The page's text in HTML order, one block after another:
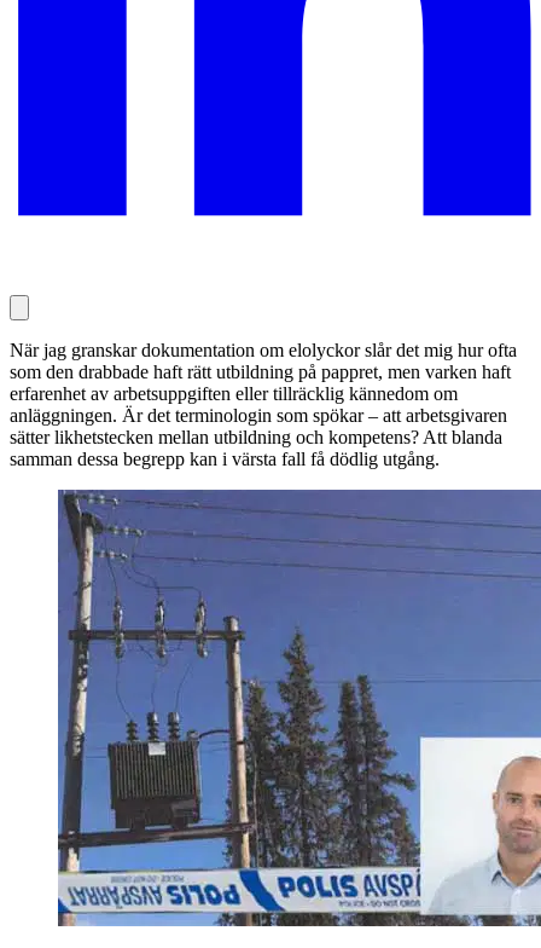
När jag granskar dokumentation om elolyckor slår det mig hur ofta
som den drabbade haft rätt utbildning på pappret, men varken haft
erfarenhet av arbetsuppgiften eller tillräcklig kännedom om
anläggningen. Är det terminologin som spökar – att arbetsgivaren
sätter likhetstecken mellan utbildning och kompetens? Att blanda
samman dessa begrepp kan i värsta fall få dödlig utgång.